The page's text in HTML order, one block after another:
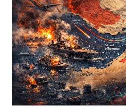
oltre 20 secoli di leggende,
geografia, turismo, e
con magìa, forze sconosciute
dell'animo umano .